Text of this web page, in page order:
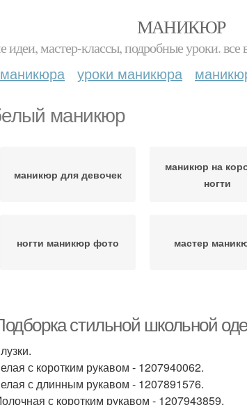
МАНИКЮР
идеи, мастер-классы, подробные уроки.
уроки маникюра
маникюр
маникюр для девочек
маникюр на
ногти
ногти маникюр фото мастер
маникюр френч дизайн
стильной школьной
с коротким рукавом - 1207940062.
с длинным рукавом - 1207891576.
с коротким рукавом - 1207943859.